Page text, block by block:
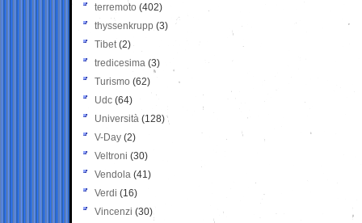
terremoto (402)
thyssenkrupp (3)
Tibet(2)
tredicesima (3)
Turismo (62)
Udc (64)
Università (128)
V-Day (2)
Veltroni (30)
Vendola (41)
Verdi (16)
Vincenzi (30)